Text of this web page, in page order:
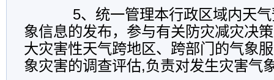
5、统一管理本行政区域内天气
象信息的发布，参与有关防灾减灾决
大灾害性天气跨地区、跨部门的气象
象灾害的调查评估,负责对发生灾害气